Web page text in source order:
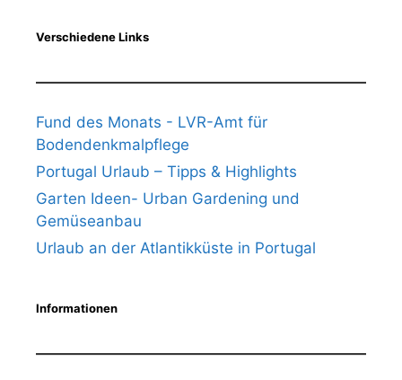
Verschiedene Links
Fund des Monats - LVR-Amt für
Bodendenkmalpflege
Portugal Urlaub – Tipps & Highlights
Garten Ideen- Urban Gardening und
Gemüseanbau
Urlaub an der Atlantikküste in Portugal
Informationen